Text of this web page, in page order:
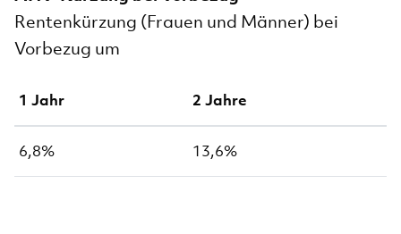
Rentenkürzung (Frauen und Männer) bei
Vorbezug um
1 Jahr 2 Jahre
6,8% 13,6%